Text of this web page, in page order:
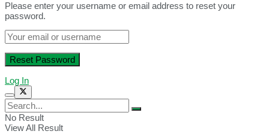
Please enter your username or email address to reset your
password.
Log In
No Result
View All Result